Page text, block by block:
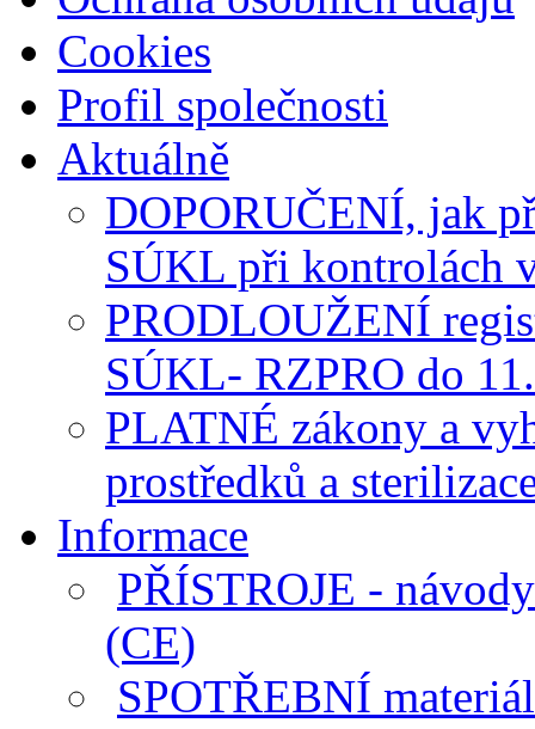
Cookies
Profil společnosti
Aktuálně
DOPORUČENÍ, jak
SÚKL při kontrolách
PRODLOUŽENÍ
SÚKL- RZPRO do
PLATNÉ zákony a
prostředků a
Informace
PŘÍSTROJE -
(CE)
SPOTŘEBNÍ